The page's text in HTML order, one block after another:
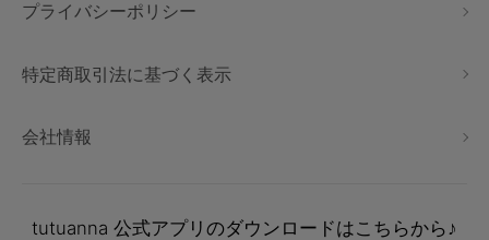
プライバシーポリシー
特定商取引法に基づく表示
会社情報
tutuanna 公式アプリのダウンロードはこちらから♪